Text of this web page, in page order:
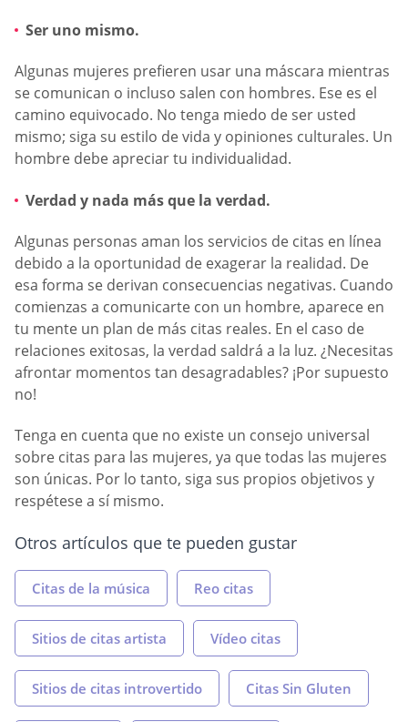
Ser uno mismo.
Algunas mujeres prefieren usar una máscara mientras
se comunican o incluso salen con hombres. Ese es el
camino equivocado. No tenga miedo de ser usted
mismo; siga su estilo de vida y opiniones culturales. Un
hombre debe apreciar tu individualidad.
Verdad y nada más que la verdad.
Algunas personas aman los servicios de citas en línea
debido a la oportunidad de exagerar la realidad. De
esa forma se derivan consecuencias negativas. Cuando
comienzas a comunicarte con un hombre, aparece en
tu mente un plan de más citas reales. En el caso de
relaciones exitosas, la verdad saldrá a la luz. ¿Necesitas
afrontar momentos tan desagradables? ¡Por supuesto
no!
Tenga en cuenta que no existe un consejo universal
sobre citas para las mujeres, ya que todas las mujeres
son únicas. Por lo tanto, siga sus propios objetivos y
respétese a sí mismo.
Otros artículos que te pueden gustar
Citas de la música Reo citas
Sitios de citas artista Vídeo citas
Sitios de citas introvertido Citas Sin Gluten